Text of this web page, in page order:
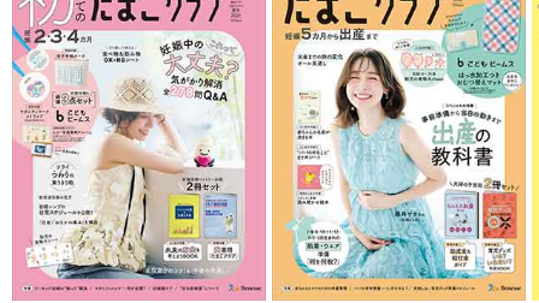
まず授乳・おむつ替えを行い、赤ちゃんの体全体をチェックして
異常がないかを確認します。室温や衣服の乱れもチェックしまし
ょう。あやしたり、揺らしてあげたり（お散歩やドライブも効果
があるようです）、できる範囲で対応しつつ、もし泣きやまなけ
ればママやパパは赤ちゃんを安全な場所に置いて一息ついて構い
ません。ほかの人にお世話を代わってもらうのもいいでしょう。
隣近所に泣き声が響くのが心配であれば、機会を見てごあいさつ
をしておくといいです。
【さらにひと言】
断続的に泣いて嘔吐（おうと）・血便が見られるたり、体に異常